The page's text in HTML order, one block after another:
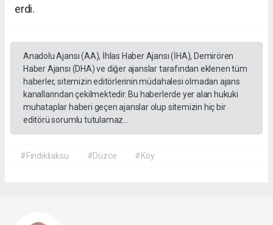
erdi.
Anadolu Ajansı (AA), İhlas Haber Ajansı (İHA), Demirören
Haber Ajansı (DHA) ve diğer ajanslar tarafından eklenen tüm
haberler, sitemizin editörlerinin müdahalesi olmadan ajans
kanallarından çekilmektedir. Bu haberlerde yer alan hukuki
muhataplar haberi geçen ajanslar olup sitemizin hiç bir
editörü sorumlu tutulamaz...
#Fındıklıaksu #Düzce #Köy